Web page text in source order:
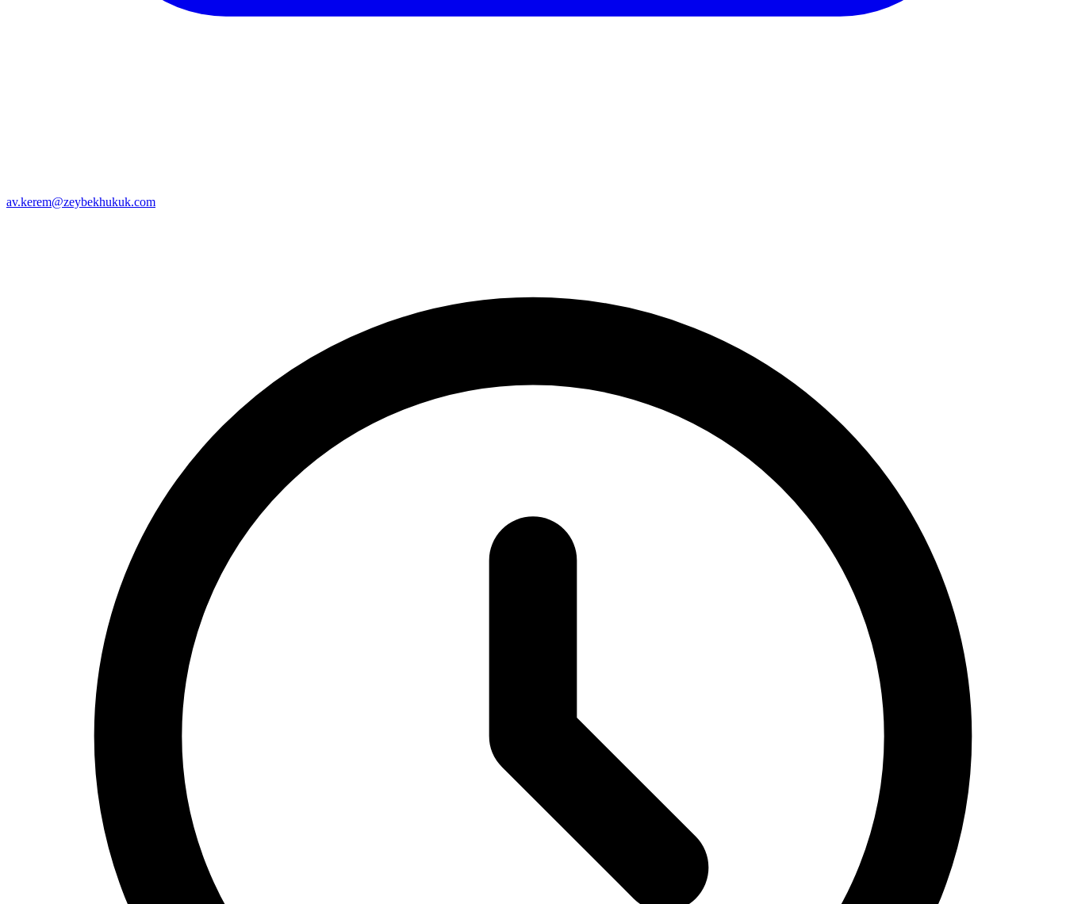
av.kerem@zeybekhukuk.com